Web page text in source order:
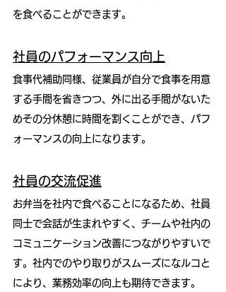
を食べることができます。
社員のパフォーマンス向上
食事代補助同様、従業員が自分で食事を用意
する手間を省きつつ、外に出る手間がないた
めその分休憩に時間を割くことができ、パフ
ォーマンスの向上になります。
社員の交流促進
お弁当を社内で食べることになるため、社員
同士で会話が生まれやすく、チームや社内の
コミュニケーション改善につながりやすいで
す。社内でのやり取りがスムーズになルコと
により、業務効率の向上も期待できます。